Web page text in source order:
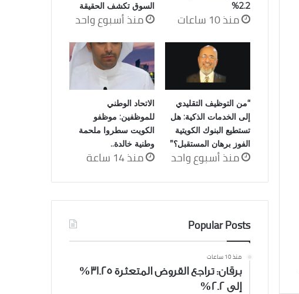
2.2%
منذ 10 ساعات
السوق تكشف الحقيقة
منذ أسبوع واحد
“من التوظيف التقليدي
إلى الخدمات الذكية: هل
تستطيع البنوك الكويتية
الفوز برهان المستقبل؟”
منذ أسبوع واحد
الاتحاد الوطني
للموظفين: موظفو
الكويت سطروا ملحمة
وطنية خالدة..
منذ 14 ساعة
Popular Posts
منذ 10 ساعات
برقان: تراجع القروض المتعثرة 31.25%
إلى 2.2%